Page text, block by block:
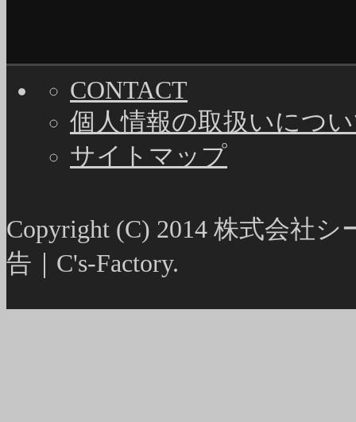
CONTACT
個人情報の取扱いにつ
サイトマップ
Copyright (C) 2014 株式会社
告｜C's-Factory.